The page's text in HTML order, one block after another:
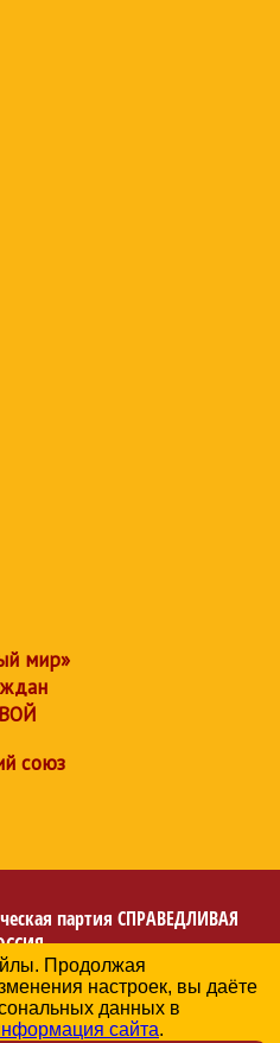
мир»
союз
партия СПРАВЕДЛИВАЯ
в Карачаево-Черкесской
2026
Продолжая
настроек, вы даёте
данных в
сайта.